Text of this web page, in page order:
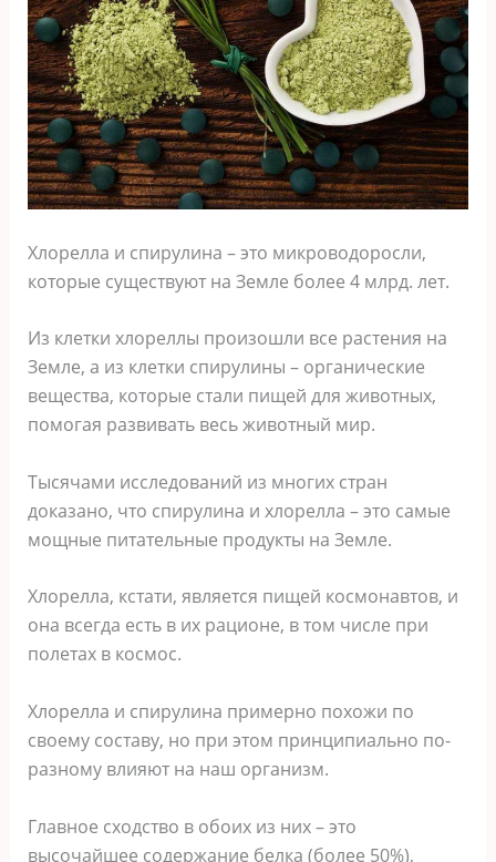
Хлорелла и спирулина – это микроводоросли,
которые существуют на Земле более 4 млрд. лет.
Из клетки хлореллы произошли все растения на
Земле, а из клетки спирулины – органические
вещества, которые стали пищей для животных,
помогая развивать весь животный мир.
Тысячами исследований из многих стран
доказано, что спирулина и хлорелла – это самые
мощные питательные продукты на Земле.
Хлорелла, кстати, является пищей космонавтов, и
она всегда есть в их рационе, в том числе при
полетах в космос.
Хлорелла и спирулина примерно похожи по
своему составу, но при этом принципиально по-
разному влияют на наш организм.
Главное сходство в обоих из них – это
высочайшее содержание белка (более 50%),